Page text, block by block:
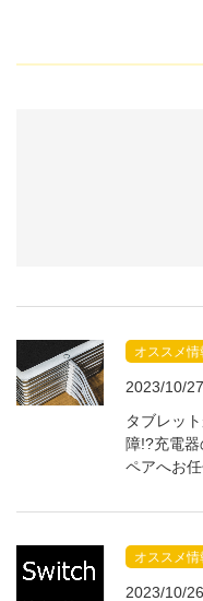
オススメ
2023/10/27
タブレッ
障!?充電
ペアへお任
オススメ
2023/10/26